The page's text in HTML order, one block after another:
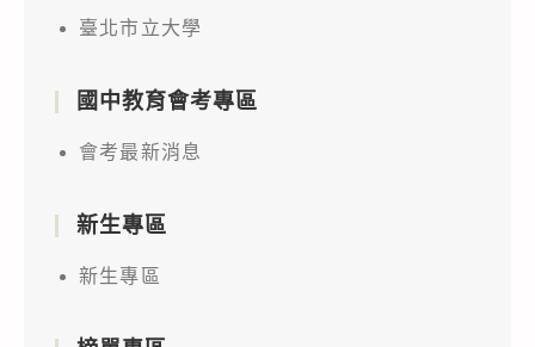
臺北市立大學
國中教育會考專區
會考最新消息
新生專區
新生專區